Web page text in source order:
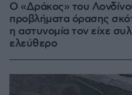
Ο «Δράκος» του
προβλήματα όρασης
η αστυνομία τον είχε
ελεύθερο